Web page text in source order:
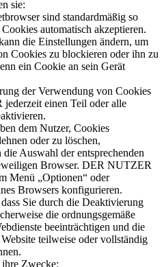
sie:
sind standardmäßig so
automatisch akzeptieren.
die Einstellungen ändern, um
Cookies zu blockieren oder ihn zu
ein Cookie an sein Gerät
der Verwendung von Cookies
einen Teil oder alle
dem Nutzer, Cookies
oder zu löschen,
die Auswahl der entsprechenden
Browser. DER NUTZER
Menü „Optionen“ oder
Browsers konfigurieren.
Sie durch die Deaktivierung
die ordnungsgemäße
beeinträchtigen und die
teilweise oder vollständig
Zwecke: